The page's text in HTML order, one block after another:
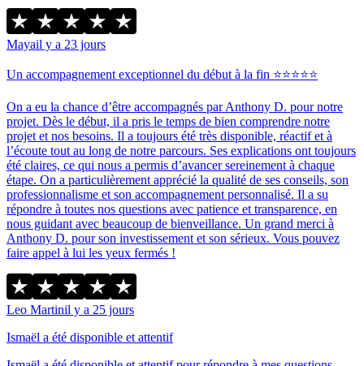
Mayail y a 23 jours
Un accompagnement exceptionnel du début à la fin ⭐️⭐️⭐️⭐️⭐️
On a eu la chance d’être accompagnés par Anthony D. pour notre
projet. Dès le début, il a pris le temps de bien comprendre notre
projet et nos besoins. Il a toujours été très disponible, réactif et à
l’écoute tout au long de notre parcours. Ses explications ont toujours
été claires, ce qui nous a permis d’avancer sereinement à chaque
étape. On a particulièrement apprécié la qualité de ses conseils, son
professionnalisme et son accompagnement personnalisé. Il a su
répondre à toutes nos questions avec patience et transparence, en
nous guidant avec beaucoup de bienveillance. Un grand merci à
Anthony D. pour son investissement et son sérieux. Vous pouvez
faire appel à lui les yeux fermés !
Leo Martinil y a 25 jours
Ismaël a été disponible et attentif